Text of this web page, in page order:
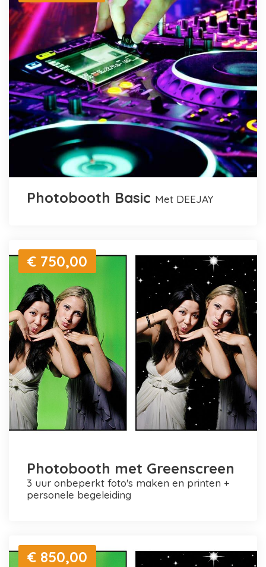
Photobooth Basic met DEEJAY
€ 750,00
Photobooth met Greenscreen
3 uur onbeperkt foto's maken en printen +
personele begeleiding
€ 850,00